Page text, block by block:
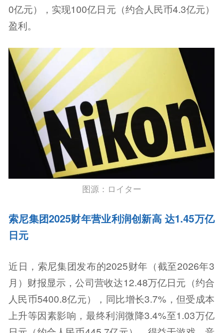
0亿元），实现100亿日元（约合人民币4.3亿元）
盈利。
图源：ロイター
索尼集团2025财年营业利润创新高 达1.45万亿
日元
近日，索尼集团发布的2025财年（截至2026年3
月）财报显示，公司营收达12.48万亿日元（约合
人民币5400.8亿元），同比增长3.7%，但受成本
上升等因素影响，最终利润微降3.4%至1.03万亿